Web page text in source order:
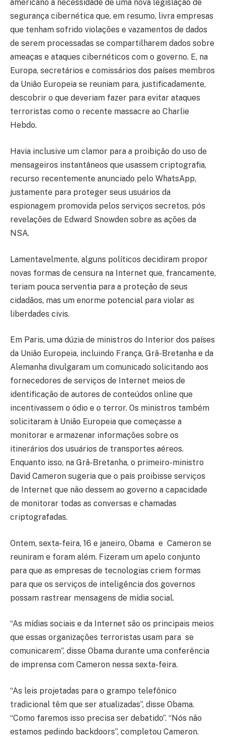
americano a necessidade de uma nova legislação de
segurança cibernética que, em resumo, livra empresas
que tenham sofrido violações e vazamentos de dados
de serem processadas se compartilharem dados sobre
ameaças e ataques cibernéticos com o governo. E, na
Europa, secretários e comissários dos países membros
da União Europeia se reuniam para, justificadamente,
descobrir o que deveriam fazer para evitar ataques
terroristas como o recente massacre ao Charlie
Hebdo.
Havia inclusive um clamor para a proibição do uso de
mensageiros instantâneos que usassem criptografia,
recurso recentemente anunciado pelo WhatsApp,
justamente para proteger seus usuários da
espionagem promovida pelos serviços secretos, pós
revelações de Edward Snowden sobre as ações da
NSA.
Lamentavelmente, alguns políticos decidiram propor
novas formas de censura na Internet que, francamente,
teriam pouca serventia para a proteção de seus
cidadãos, mas um enorme potencial para violar as
liberdades civis.
Em Paris, uma dúzia de ministros do Interior dos países
da União Europeia, incluindo França, Grã-Bretanha e da
Alemanha divulgaram um comunicado solicitando aos
fornecedores de serviços de Internet meios de
identificação de autores de conteúdos online que
incentivassem o ódio e o terror. Os ministros também
solicitaram à União Europeia que começasse a
monitorar e armazenar informações sobre os
itinerários dos usuários de transportes aéreos.
Enquanto isso, na Grã-Bretanha, o primeiro-ministro
David Cameron sugeria que o país proibisse serviços
de Internet que não dessem ao governo a capacidade
de monitorar todas as conversas e chamadas
criptografadas.
Ontem, sexta-feira, 16 e janeiro, Obama e Cameron se
reuniram e foram além. Fizeram um apelo conjunto
para que as empresas de tecnologias criem formas
para que os serviços de inteligência dos governos
possam rastrear mensagens de mídia social.
“As mídias sociais e da Internet são os principais meios
que essas organizações terroristas usam para se
comunicarem”, disse Obama durante uma conferência
de imprensa com Cameron nessa sexta-feira.
“As leis projetadas para o grampo telefônico
tradicional têm que ser atualizadas”, disse Obama.
“Como faremos isso precisa ser debatido”. “Nós não
estamos pedindo backdoors”, completou Cameron.